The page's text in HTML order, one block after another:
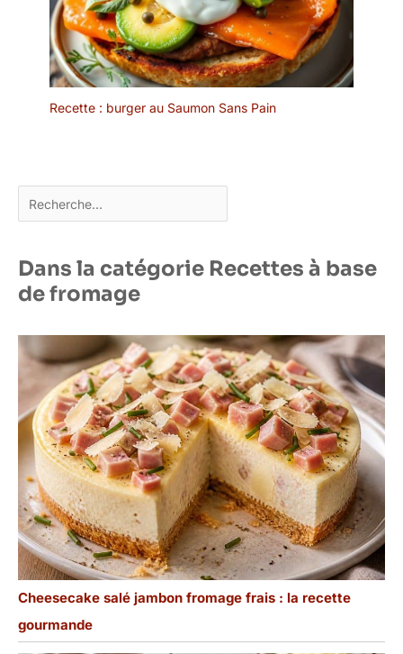
Recette : burger au Saumon Sans Pain
Rechercher
Dans la catégorie Recettes à base
de fromage
Cheesecake salé jambon fromage frais : la recette
gourmande